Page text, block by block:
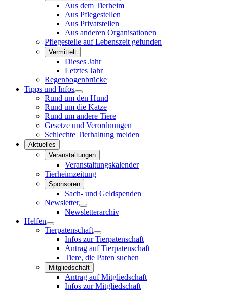
Aus dem Tierheim
Aus Pflegestellen
Aus Privatstellen
Aus anderen Organisationen
Pflegestelle auf Lebenszeit gefunden
Vermittelt
Dieses Jahr
Letztes Jahr
Regenbogenbrücke
Tipps und Infos
Rund um den Hund
Rund um die Katze
Rund um andere Tiere
Gesetze und Verordnungen
Schlechte Tierhaltung melden
Aktuelles
Veranstaltungen
Veranstaltungskalender
Tierheimzeitung
Sponsoren
Sach- und Geldspenden
Newsletter
Newsletterarchiv
Helfen
Tierpatenschaft
Infos zur Tierpatenschaft
Antrag auf Tierpatenschaft
Tiere, die Paten suchen
Mitgliedschaft
Antrag auf Mitgliedschaft
Infos zur Mitgliedschaft